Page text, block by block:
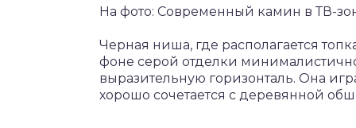
На фото: Современный камин в ТВ-
Черная ниша, где располагается
фоне серой отделки
выразительную горизонталь. Она
хорошо сочетается с деревянной